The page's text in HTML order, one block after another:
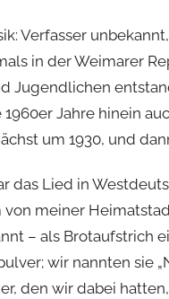
Verfasser
in der Weimarer
Jugendlichen
Jahre hinein
um 1930, und
das Lied in
von meiner
– als Brotaufstrich
wir nannten sie
den wir dabei